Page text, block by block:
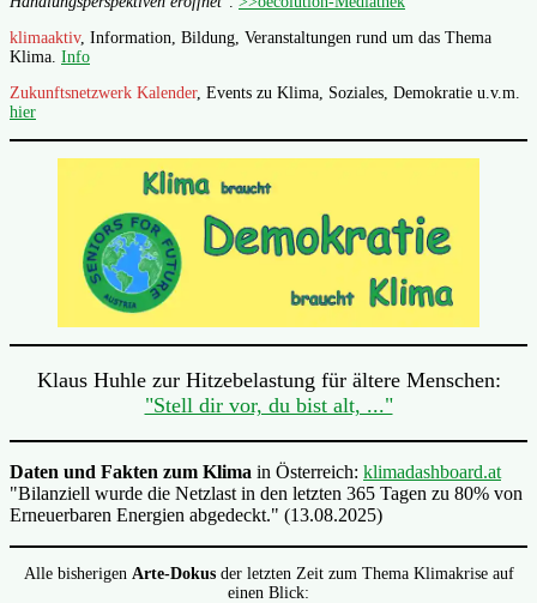
klimaaktiv, Information, Bildung, Veranstaltungen rund um das Thema
Klima. Info
Zukunftsnetzwerk Kalender, Events zu Klima, Soziales, Demokratie u.v.m.
hier
Klaus Huhle zur Hitzebelastung für ältere Menschen:
"Stell dir vor, du bist alt, ..."
Daten und Fakten zum Klima in Österreich: klimadashboard.at
"Bilanziell wurde die Netzlast in den letzten 365 Tagen zu 80% von
Erneuerbaren Energien abgedeckt." (13.08.2025)
Alle bisherigen Arte-Dokusder letzten Zeit zum Thema Klimakrise auf
einen Blick: